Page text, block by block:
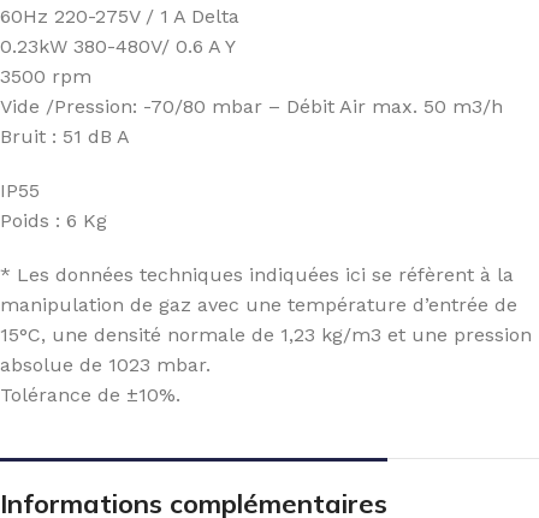
60Hz 220-275V / 1 A Delta
0.23kW 380-480V/ 0.6 A Y
3500 rpm
Vide /Pression: -70/80 mbar – Débit Air max. 50 m3/h
Bruit : 51 dB A
IP55
Poids : 6 Kg
* Les données techniques indiquées ici se réfèrent à la
manipulation de gaz avec une température d’entrée de
15°C, une densité normale de 1,23 kg/m3 et une pression
absolue de 1023 mbar.
Tolérance de ±10%.
Informations complémentaires